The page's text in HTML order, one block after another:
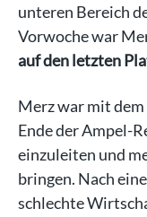
unteren Bereich
Vorwoche war
auf den letzten
Merz war mit
Ende der Ampel-
einzuleiten und
bringen. Nach
schlechte